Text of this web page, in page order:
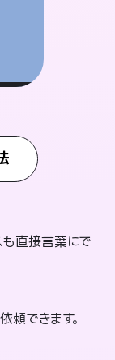
直接言葉にで
頼できます。